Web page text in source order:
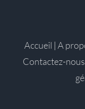
Accueil | A
Contactez-nous